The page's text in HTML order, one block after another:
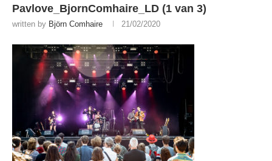
Pavlove_BjornComhaire_LD (1 van 3)
written by Björn Comhaire 21/02/2020